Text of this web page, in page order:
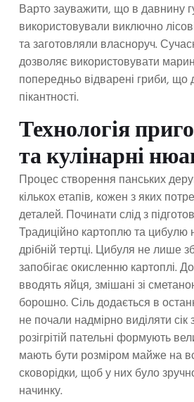
Варто зауважити, що в давнину
використовували виключно
та заготовляли власноруч.
дозволяє використовувати
попередньо відварені гриби, що
пікантності.
Технологія
та кулінарні
Процес створення панських
кількох етапів, кожен з яких
деталей. Починати слід з
Традиційно картоплю та цибулю
дрібній тертці. Цибуля не лише
запобігає окисленню картоплі.
вводять яйця, змішані зі
борошно. Сіль додається в
не почали надмірно виділяти
розігрітій пательні формують
мають бути розміром майже на
сковорідки, щоб у них було
начинку.